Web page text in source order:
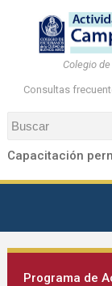
Colegio
Consultas
Capacitación
Programa de